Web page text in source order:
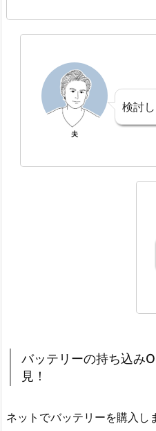
夫
検討
バッテリーの持ち込み
見！
ネットでバッテリーを購入し